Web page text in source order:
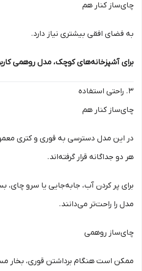
چای‌ساز کنار هم
به فضای افقی بیشتری نیاز دارد.
برای آشپزخانه‌های کوچک، مدل روهمی
3. راحتی استفاده
چای‌ساز کنار هم
در این مدل دسترسی به قوری و کتری
هر دو جداگانه قرار گرفته‌اند.
برای پر کردن آب، جابه‌جایی یا سرو چای،
مدل را راحت‌تر می‌دانند.
چای‌ساز روهمی
ممکن است هنگام برداشتن قوری، بخار